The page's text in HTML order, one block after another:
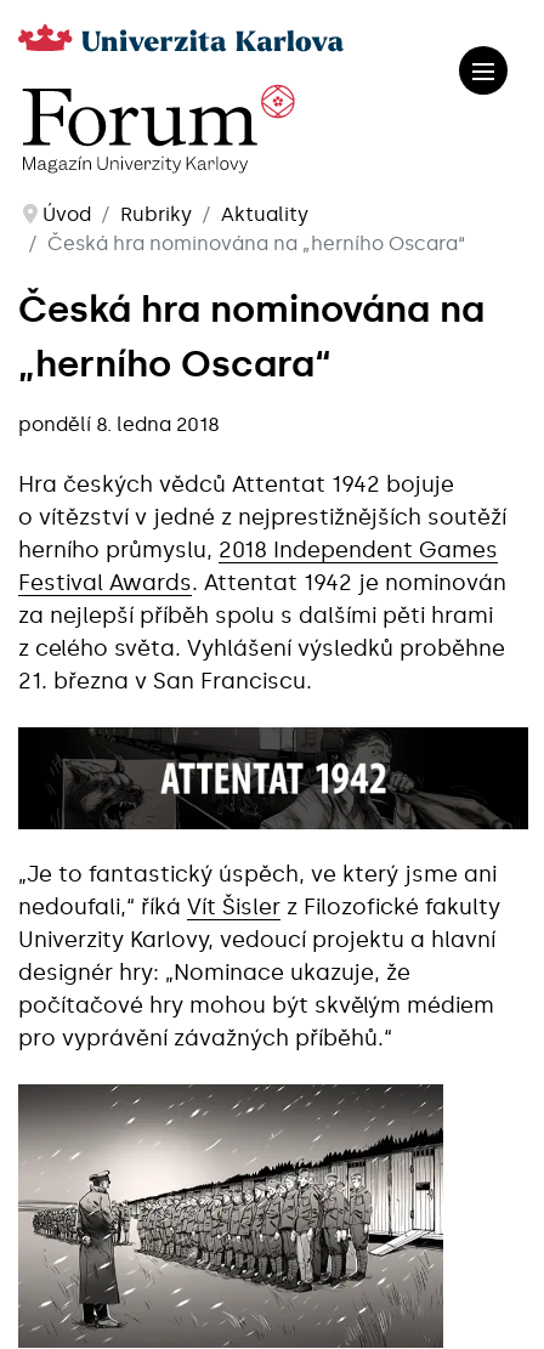
Úvod Rubriky
Aktuality
Česká hra nominována na „herního Oscara“
Česká hra nominována na
„herního Oscara“
pondělí 8. ledna 2018
Hra českých vědců Attentat 1942 bojuje
o vítězství v jedné z nejprestižnějších soutěží
herního průmyslu, 2018 Independent Games
Festival Awards. Attentat 1942 je nominován
za nejlepší příběh spolu s dalšími pěti hrami
z celého světa. Vyhlášení výsledků proběhne
21. března v San Franciscu.
„Je to fantastický úspěch, ve který jsme ani
nedoufali,“ říká Vít Šisler z Filozofické fakulty
Univerzity Karlovy, vedoucí projektu a hlavní
designér hry: „Nominace ukazuje, že
počítačové hry mohou být skvělým médiem
pro vyprávění závažných příběhů.“